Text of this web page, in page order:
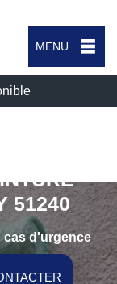
MENU
51240
cas d'urgence